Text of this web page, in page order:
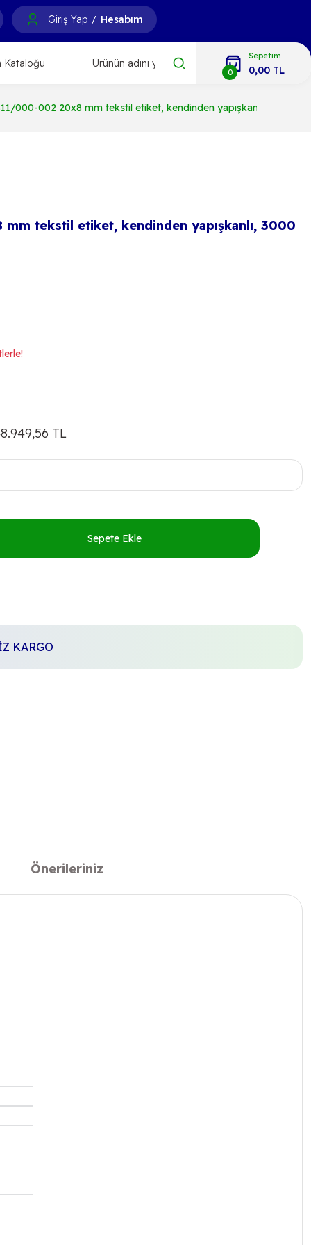
Giriş Yap / Hesabım
Kataloğu
Sepetim
0
0,00 TL
000-002 20x8 mm tekstil etiket, kendinden yapışkanlı, 3000
tekstil etiket, kendinden yapışkanlı, 3000
TL
Sepete Ekle
KARGO
Önerileriniz